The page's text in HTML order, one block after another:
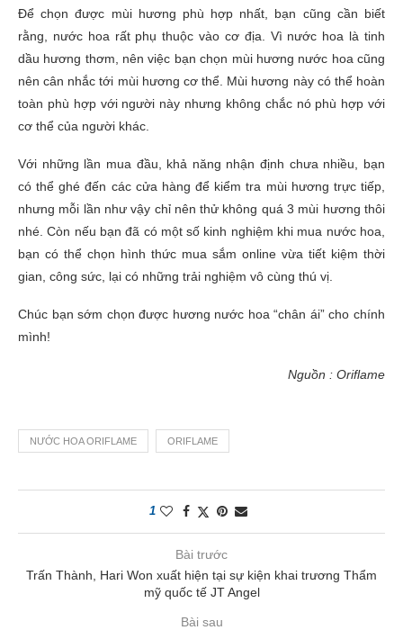
Để chọn được mùi hương phù hợp nhất, bạn cũng cần biết
rằng, nước hoa rất phụ thuộc vào cơ địa. Vì nước hoa là tinh
dầu hương thơm, nên việc bạn chọn mùi hương nước hoa cũng
nên cân nhắc tới mùi hương cơ thể. Mùi hương này có thể hoàn
toàn phù hợp với người này nhưng không chắc nó phù hợp với
cơ thể của người khác.
Với những lần mua đầu, khả năng nhận định chưa nhiều, bạn
có thể ghé đến các cửa hàng để kiểm tra mùi hương trực tiếp,
nhưng mỗi lần như vậy chỉ nên thử không quá 3 mùi hương thôi
nhé. Còn nếu bạn đã có một số kinh nghiệm khi mua nước hoa,
bạn có thể chọn hình thức mua sắm online vừa tiết kiệm thời
gian, công sức, lại có những trải nghiệm vô cùng thú vị.
Chúc bạn sớm chọn được hương nước hoa “chân ái” cho chính
mình!
Nguồn : Oriflame
NƯỚC HOA ORIFLAME ORIFLAME
1
Bài trước
Trấn Thành, Hari Won xuất hiện tại sự kiện khai trương Thẩm
mỹ quốc tế JT Angel
Bài sau